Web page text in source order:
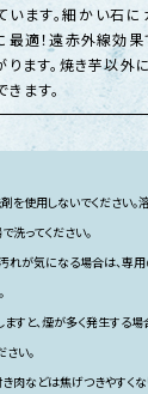
います。細かい石に
最適！遠赤外線効果
ります。焼き芋以外
ます。
を使用しないでください
洗ってください。
れが気になる場合は、専
と、煙が多く発生する場
い。
肉などは焦げつきやすくな